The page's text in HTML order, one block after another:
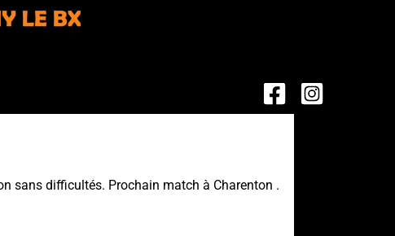
sans difficultés. Prochain match à Charenton .